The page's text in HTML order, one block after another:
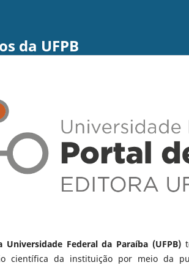
da UFPB
Federal da Paraíba (UFPB)
científica da instituição por meio da